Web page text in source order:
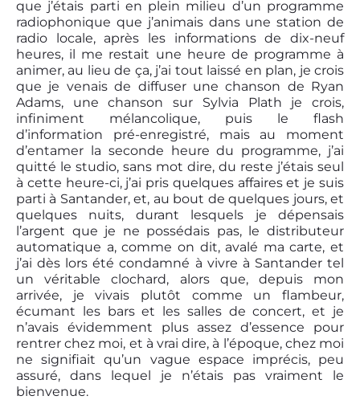
que j’étais parti en plein milieu d’un programme
radiophonique que j’animais dans une station de
radio locale, après les informations de dix-neuf
heures, il me restait une heure de programme à
animer, au lieu de ça, j’ai tout laissé en plan, je crois
que je venais de diffuser une chanson de Ryan
Adams, une chanson sur Sylvia Plath je crois,
infiniment mélancolique, puis le flash
d’information pré-enregistré, mais au moment
d’entamer la seconde heure du programme, j’ai
quitté le studio, sans mot dire, du reste j’étais seul
à cette heure-ci, j’ai pris quelques affaires et je suis
parti à Santander, et, au bout de quelques jours, et
quelques nuits, durant lesquels je dépensais
l’argent que je ne possédais pas, le distributeur
automatique a, comme on dit, avalé ma carte, et
j’ai dès lors été condamné à vivre à Santander tel
un véritable clochard, alors que, depuis mon
arrivée, je vivais plutôt comme un flambeur,
écumant les bars et les salles de concert, et je
n’avais évidemment plus assez d’essence pour
rentrer chez moi, et à vrai dire, à l’époque, chez moi
ne signifiait qu’un vague espace imprécis, peu
assuré, dans lequel je n’étais pas vraiment le
bienvenue.